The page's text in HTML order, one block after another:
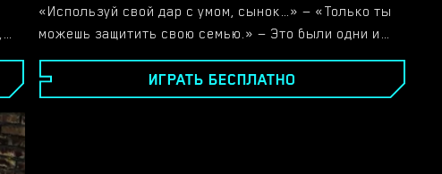
«Используй свой дар с умом, сынок…» — «Только ты
можешь защитить свою семью.» — Это были одни из
последних слов, которые ты когда-либо слышал от
своего отца в день его исчезновения. Этот
инцидент оставил огромный след в вашей семье и
ИГРАТЬ БЕСПЛАТНО